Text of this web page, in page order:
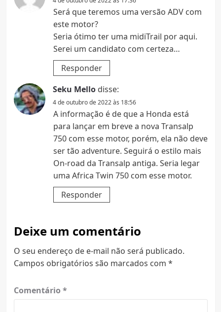
Será que teremos uma versão ADV com
este motor?
Seria ótimo ter uma midiTrail por aqui.
Serei um candidato com certeza…
Responder
Seku Mello disse:
4 de outubro de 2022 às 18:56
A informação é de que a Honda está
para lançar em breve a nova Transalp
750 com esse motor, porém, ela não deve
ser tão adventure. Seguirá o estilo mais
On-road da Transalp antiga. Seria legar
uma Africa Twin 750 com esse motor.
Responder
Deixe um comentário
O seu endereço de e-mail não será publicado.
Campos obrigatórios são marcados com *
Comentário *